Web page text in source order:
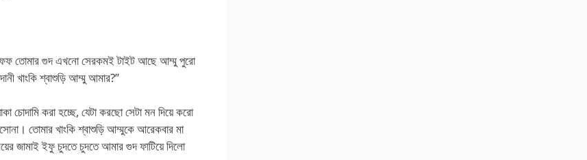
তোমার গুদ এখনো সেরকমই টাইট আছে আম্মু পুরো
খাংকি শ্বাশুড়ি আম্মু আমার?”
চোদামি করা হচ্ছে, যেটা করছো সেটা মন দিয়ে করো
তোমার খাংকি শ্বাশুড়ি আম্মুকে আরেকবার মা
জামাই ইফু চুদতে চুদতে আমার গুদ ফাটিয়ে দিলো